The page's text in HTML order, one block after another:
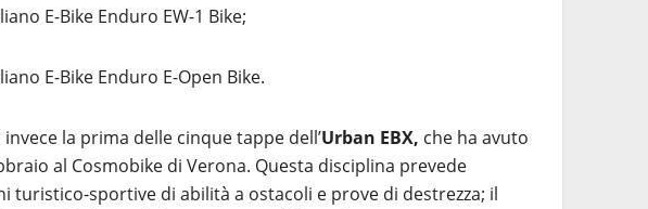
E-Bike Enduro EW-1 Bike;
E-Bike Enduro E-Open Bike.
invece la prima delle cinque tappe dell’Urban EBX, che ha avuto
al Cosmobike di Verona. Questa disciplina prevede
turistico-sportive di abilità a ostacoli e prove di destrezza; il